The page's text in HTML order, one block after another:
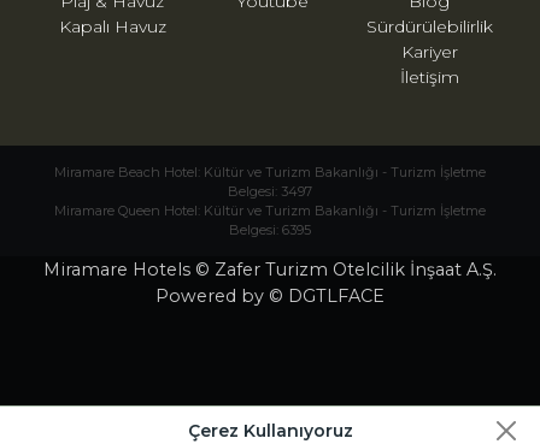
Kapalı Havuz
Sürdürülebilirlik
Kariyer
İletişim
Miramare Beach Hotel: Kültür ve Turizm Bakanlığı - Turizm İşletme
Belgesi: 3497
Miramare Queen Hotel: Kültür ve Turizm Bakanlığı - Turizm İşletme
Belgesi: 6395
Miramare Hotels © Zafer Turizm Otelcilik İnşaat A.Ş.
Powered by © DGTLFACE
Çerez Kullanıyoruz